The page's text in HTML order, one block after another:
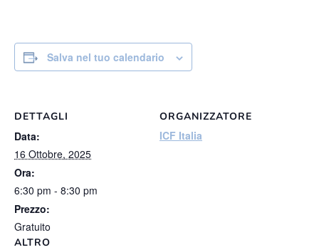
Salva nel tuo calendario
DETTAGLI
Data:
16 Ottobre, 2025
Ora:
6:30 pm - 8:30 pm
Prezzo:
Gratuito
ORGANIZZATORE
ICF Italia
ALTRO